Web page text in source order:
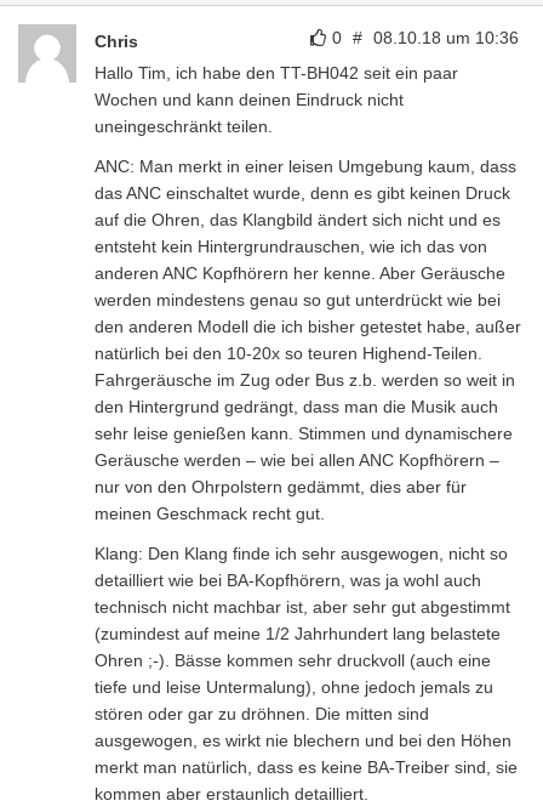
0 # 08.10.18 um 10:36
Chris
Hallo Tim, ich habe den TT-BH042 seit ein paar
Wochen und kann deinen Eindruck nicht
uneingeschränkt teilen.
ANC: Man merkt in einer leisen Umgebung kaum, dass
das ANC einschaltet wurde, denn es gibt keinen Druck
auf die Ohren, das Klangbild ändert sich nicht und es
entsteht kein Hintergrundrauschen, wie ich das von
anderen ANC Kopfhörern her kenne. Aber Geräusche
werden mindestens genau so gut unterdrückt wie bei
den anderen Modell die ich bisher getestet habe, außer
natürlich bei den 10-20x so teuren Highend-Teilen.
Fahrgeräusche im Zug oder Bus z.b. werden so weit in
den Hintergrund gedrängt, dass man die Musik auch
sehr leise genießen kann. Stimmen und dynamischere
Geräusche werden – wie bei allen ANC Kopfhörern –
nur von den Ohrpolstern gedämmt, dies aber für
meinen Geschmack recht gut.
Klang: Den Klang finde ich sehr ausgewogen, nicht so
detailliert wie bei BA-Kopfhörern, was ja wohl auch
technisch nicht machbar ist, aber sehr gut abgestimmt
(zumindest auf meine 1/2 Jahrhundert lang belastete
Ohren ;-). Bässe kommen sehr druckvoll (auch eine
tiefe und leise Untermalung), ohne jedoch jemals zu
stören oder gar zu dröhnen. Die mitten sind
ausgewogen, es wirkt nie blechern und bei den Höhen
merkt man natürlich, dass es keine BA-Treiber sind, sie
kommen aber erstaunlich detailliert.